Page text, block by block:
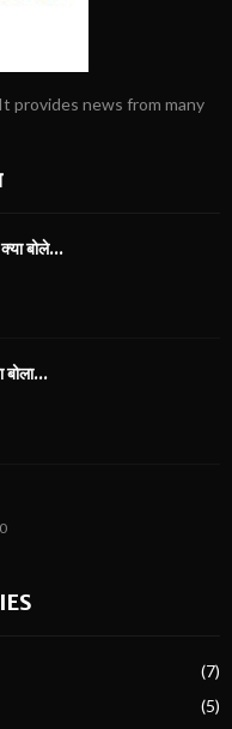
provides news from many
बोले...
बोला...
0
(7)
(5)